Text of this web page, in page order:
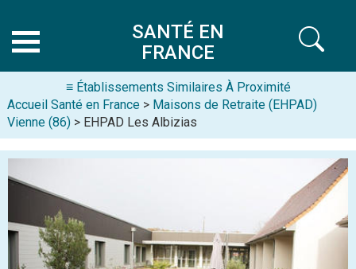
SANTÉ EN
FRANCE
≡ Établissements Similaires À Proximité
Accueil Santé en France > Maisons de Retraite (EHPAD)
Vienne (86) > EHPAD Les Albizias